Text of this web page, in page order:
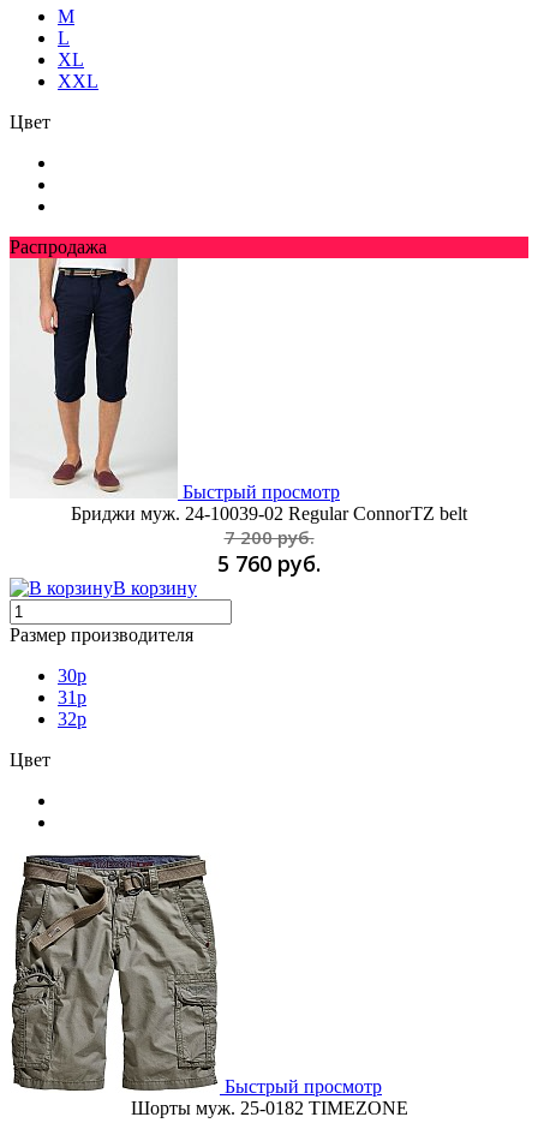
M
L
XL
XXL
Цвет
Распродажа
Быстрый просмотр
Бриджи муж. 24-10039-02 Regular ConnorTZ belt
7 200 руб.
5 760 руб.
В корзину
Размер производителя
30p
31p
32p
Цвет
Быстрый просмотр
Шорты муж. 25-0182 TIMEZONE